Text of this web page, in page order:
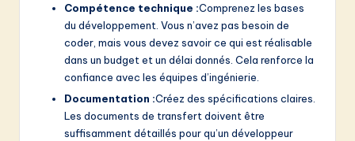
Compétence technique :Comprenez les bases
du développement. Vous n’avez pas besoin de
coder, mais vous devez savoir ce qui est réalisable
dans un budget et un délai donnés. Cela renforce la
confiance avec les équipes d’ingénierie.
Documentation :Créez des spécifications claires.
Les documents de transfert doivent être
suffisamment détaillés pour qu’un développeur